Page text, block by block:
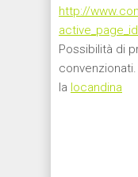
http://
Possibilità di
la locandina